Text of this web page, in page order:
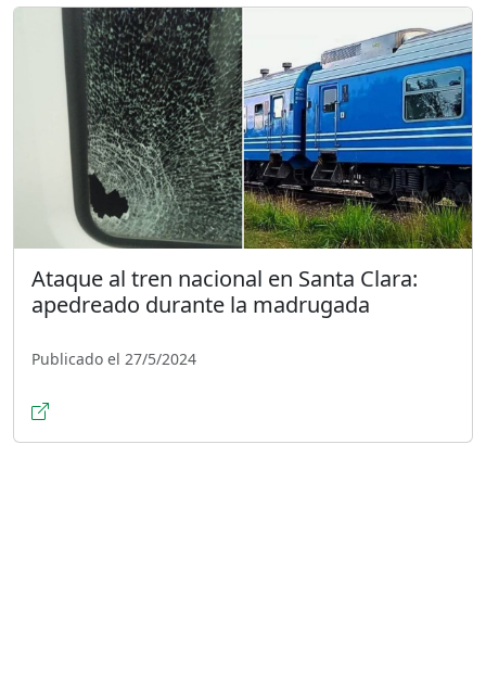
Ataque al tren nacional en Santa Clara:
apedreado durante la madrugada
Publicado el 27/5/2024